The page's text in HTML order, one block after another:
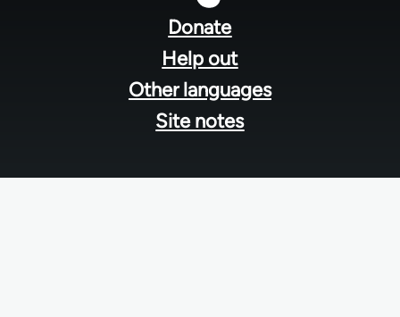
Donate
Help out
Other languages
Site notes